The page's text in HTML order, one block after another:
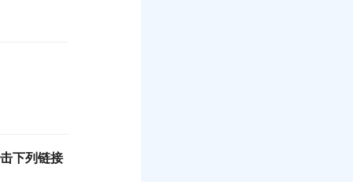
下列链接